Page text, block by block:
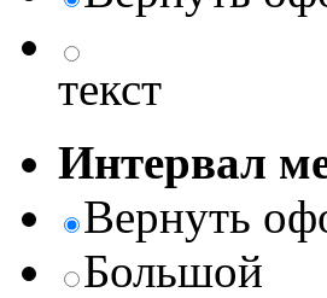
текст
Интервал
Вернуть
Большой